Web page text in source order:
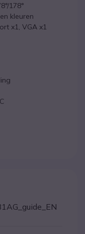
178°
kleuren
x1, VGA x1